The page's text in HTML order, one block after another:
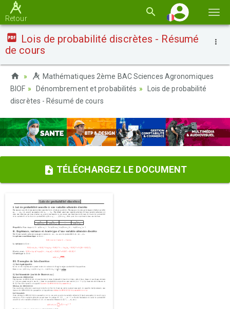
la
Retour
Lois de probabilité discrètes - Résumé
de cours
Mathématiques 2ème BAC Sciences Agronomiques
BIOF
Dénombrement et probabilités
Lois de probabilité
discrètes - Résumé de cours
TÉLÉCHARGEZ LE DOCUMENT